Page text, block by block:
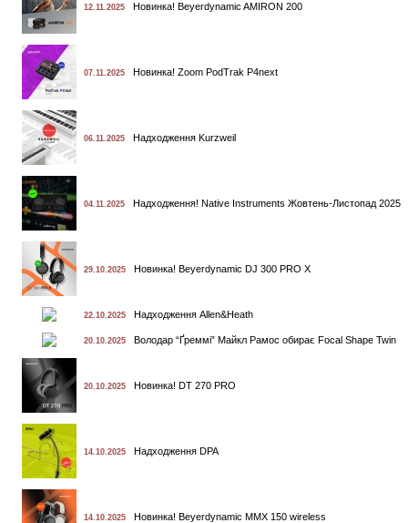
12.11.2025 Новинка! Beyerdynamic AMIRON 200
07.11.2025 Новинка! Zoom PodTrak P4next
06.11.2025 Надходження Kurzweil
04.11.2025 Надходження! Native Instruments Жовтень-Листопад 2025
29.10.2025 Новинка! Beyerdynamic DJ 300 PRO X
22.10.2025 Надходження Allen&Heath
20.10.2025 Володар “Ґреммі” Майкл Рамос обирає Focal Shape Twin
20.10.2025 Новинка! DT 270 PRO
14.10.2025 Надходження DPA
14.10.2025 Новинка! Beyerdynamic MMX 150 wireless